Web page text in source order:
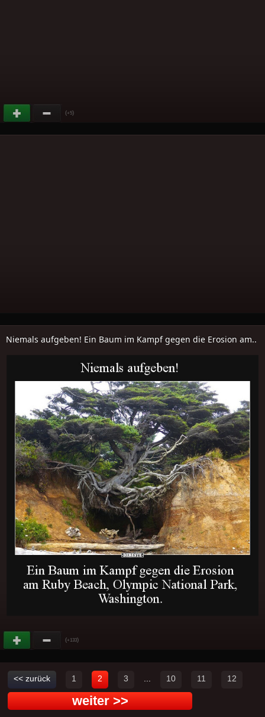
(+5)
Niemals aufgeben! Ein Baum im Kampf gegen die Erosion am..
(+133)
<< zurück 1 2 3 ... 10 11 12
weiter >>